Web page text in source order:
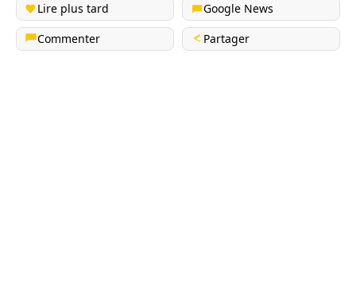
Lire plus tard
Google News
Commenter
Partager